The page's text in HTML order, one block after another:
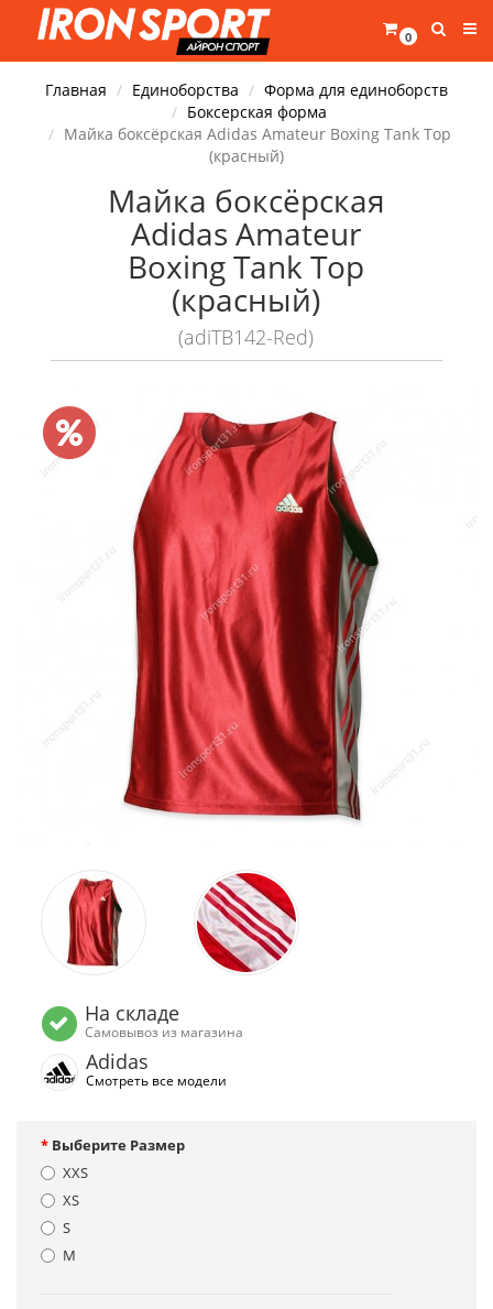
0
Главная Единоборства
Форма для единоборств
Боксерская форма
Майка боксёрская Adidas Amateur Boxing Tank Top
(красный)
Майка боксёрская
Adidas Amateur
Boxing Tank Top
(красный)
(adiTB142-Red)
На складе
Самовывоз из магазина
Adidas
Смотреть все модели
Выберите Размер
XXS
XS
S
M